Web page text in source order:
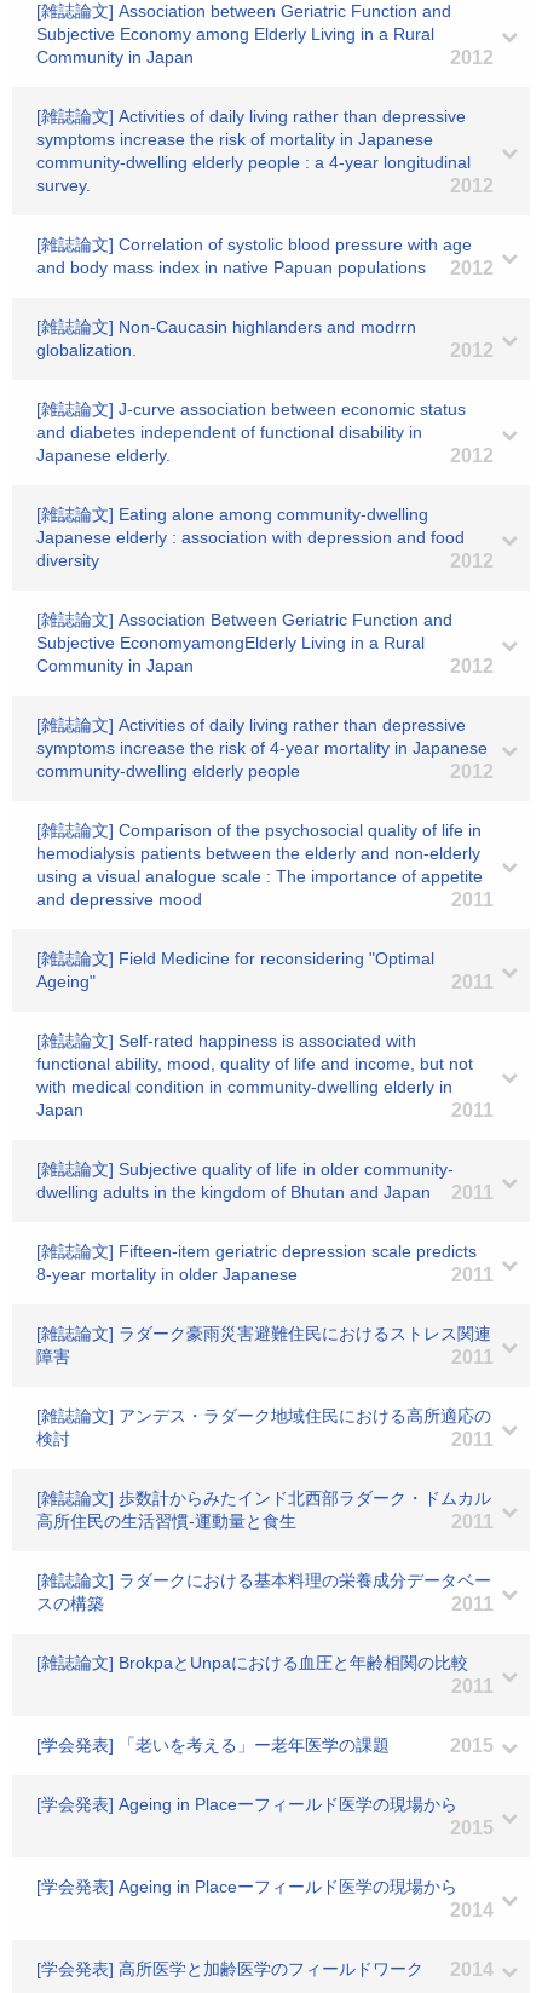
[雑誌論文] Association between Geriatric Function and
Subjective Economy among Elderly Living in a Rural
Community in Japan
2012
[雑誌論文] Activities of daily living rather than depressive
symptoms increase the risk of mortality in Japanese
community-dwelling elderly people : a 4-year longitudinal
survey.
2012
[雑誌論文] Correlation of systolic blood pressure with age
and body mass index in native Papuan populations
2012
[雑誌論文] Non-Caucasin highlanders and modrrn
globalization.
2012
[雑誌論文] J-curve association between economic status
and diabetes independent of functional disability in
Japanese elderly.
2012
[雑誌論文] Eating alone among community-dwelling
Japanese elderly : association with depression and food
diversity
2012
[雑誌論文] Association Between Geriatric Function and
Subjective EconomyamongElderly Living in a Rural
Community in Japan
2012
[雑誌論文] Activities of daily living rather than depressive
symptoms increase the risk of 4-year mortality in Japanese
community-dwelling elderly people
2012
[雑誌論文] Comparison of the psychosocial quality of life in
hemodialysis patients between the elderly and non-elderly
using a visual analogue scale : The importance of appetite
and depressive mood
2011
[雑誌論文] Field Medicine for reconsidering "Optimal
Ageing"
2011
[雑誌論文] Self-rated happiness is associated with
functional ability, mood, quality of life and income, but not
with medical condition in community-dwelling elderly in
Japan
2011
[雑誌論文] Subjective quality of life in older community-
dwelling adults in the kingdom of Bhutan and Japan
2011
[雑誌論文] Fifteen-item geriatric depression scale predicts
8-year mortality in older Japanese
2011
[雑誌論文] ラダーク豪雨災害避難住民におけるストレス関連
障害
2011
[雑誌論文] アンデス・ラダーク地域住民における高所適応の
検討
2011
[雑誌論文] 歩数計からみたインド北西部ラダーク・ドムカル
高所住民の生活習慣-運動量と食生
2011
[雑誌論文] ラダークにおける基本料理の栄養成分データベー
スの構築
2011
[雑誌論文] BrokpaとUnpaにおける血圧と年齢相関の比較
2011
[学会発表] 「老いを考える」ー老年医学の課題 2015
[学会発表] Ageing in Placeーフィールド医学の現場から
2015
[学会発表] Ageing in Placeーフィールド医学の現場から
2014
[学会発表] 高所医学と加齢医学のフィールドワーク 2014